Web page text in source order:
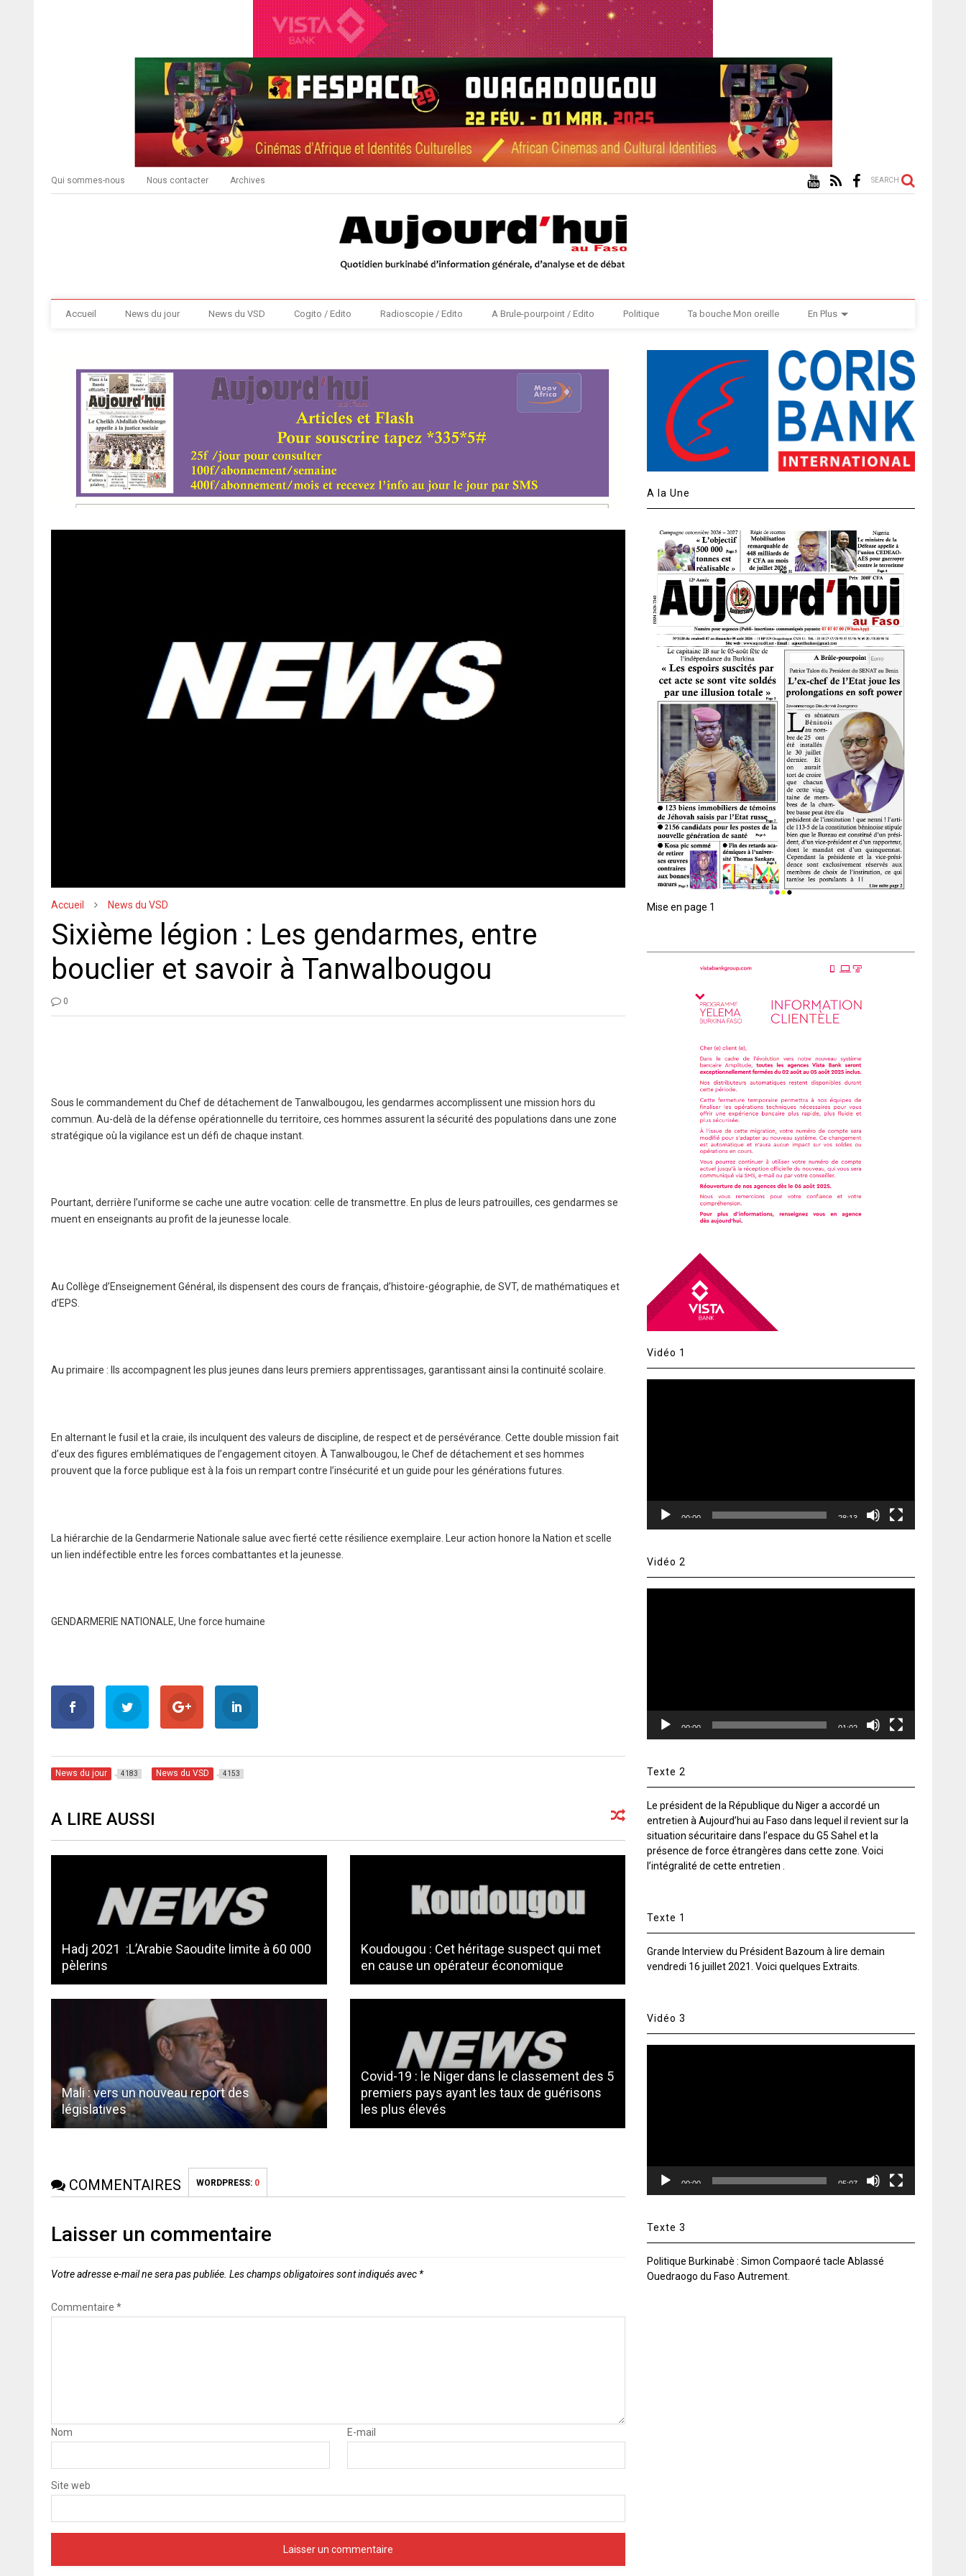
Qui sommes-nous Nous contacter Archives SEARCH
Accueil News du jour News du VSD Cogito / Edito Radioscopie / Edito A Brule-pourpoint / Edito Politique Ta bouche Mon oreille En Plus
Accueil News du VSD
Sixième légion : Les gendarmes, entre
bouclier et savoir à Tanwalbougou
0
Sous le commandement du Chef de détachement de Tanwalbougou, les gendarmes accomplissent une mission hors du
commun. Au-delà de la défense opérationnelle du territoire, ces hommes assurent la sécurité des populations dans une zone
stratégique où la vigilance est un défi de chaque instant.
Pourtant, derrière l’uniforme se cache une autre vocation: celle de transmettre. En plus de leurs patrouilles, ces gendarmes se
muent en enseignants au profit de la jeunesse locale.
Au Collège d’Enseignement Général, ils dispensent des cours de français, d’histoire-géographie, de SVT, de mathématiques et
d’EPS.
Au primaire : Ils accompagnent les plus jeunes dans leurs premiers apprentissages, garantissant ainsi la continuité scolaire.
En alternant le fusil et la craie, ils inculquent des valeurs de discipline, de respect et de persévérance. Cette double mission fait
d’eux des figures emblématiques de l’engagement citoyen. À Tanwalbougou, le Chef de détachement et ses hommes
prouvent que la force publique est à la fois un rempart contre l’insécurité et un guide pour les générations futures.
La hiérarchie de la Gendarmerie Nationale salue avec fierté cette résilience exemplaire. Leur action honore la Nation et scelle
un lien indéfectible entre les forces combattantes et la jeunesse.
GENDARMERIE NATIONALE, Une force humaine
News du jour 4183 News du VSD 4153
A LIRE AUSSI
Hadj 2021 :L’Arabie Saoudite limite à 60 000
pèlerins
Koudougou : Cet héritage suspect qui met
en cause un opérateur économique
Mali : vers un nouveau report des
législatives
Covid-19 : le Niger dans le classement des 5
premiers pays ayant les taux de guérisons
les plus élevés
COMMENTAIRES WORDPRESS: 0
Laisser un commentaire
Votre adresse e-mail ne sera pas publiée. Les champs obligatoires sont indiqués avec *
Commentaire*
Nom E-mail
Site web
A la Une
Mise en page 1
Vidéo 1
00:00 28:13
Vidéo 2
00:00 01:02
Texte 2
Le président de la République du Niger a accordé un
entretien à Aujourd’hui au Faso dans lequel il revient sur la
situation sécuritaire dans l’espace du G5 Sahel et la
présence de force étrangères dans cette zone. Voici
l’intégralité de cette entretien .
Texte 1
Grande Interview du Président Bazoum à lire demain
vendredi 16 juillet 2021. Voici quelques Extraits.
Vidéo 3
00:00 05:07
Texte 3
Politique Burkinabè : Simon Compaoré tacle Ablassé
Ouedraogo du Faso Autrement.